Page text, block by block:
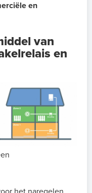
en
van
en